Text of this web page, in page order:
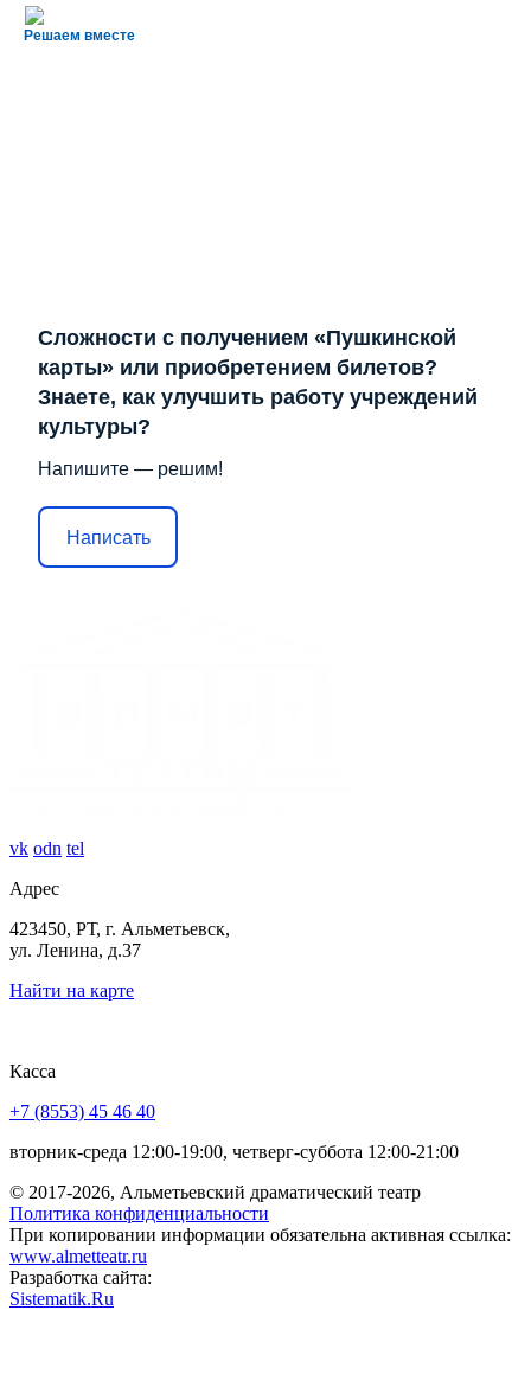
Решаем вместе
Сложности с получением «Пушкинской
карты» или приобретением билетов?
Знаете, как улучшить работу учреждений
культуры?
Напишите — решим!
Написать
vk odn tel
Адрес
423450, РТ, г. Альметьевск,
ул. Ленина, д.37
Найти на карте
Касса
+7 (8553) 45 46 40
вторник-среда 12:00-19:00, четверг-суббота 12:00-21:00
© 2017-2026, Альметьевский драматический театр
Политика конфиденциальности
При копировании информации обязательна активная ссылка:
www.almetteatr.ru
Разработка сайта:
Sistematik.Ru